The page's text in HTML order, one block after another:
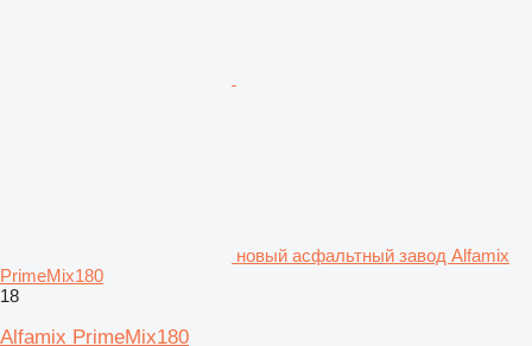
новый асфальтный завод Alfamix
PrimeMix180
18
Alfamix PrimeMix180